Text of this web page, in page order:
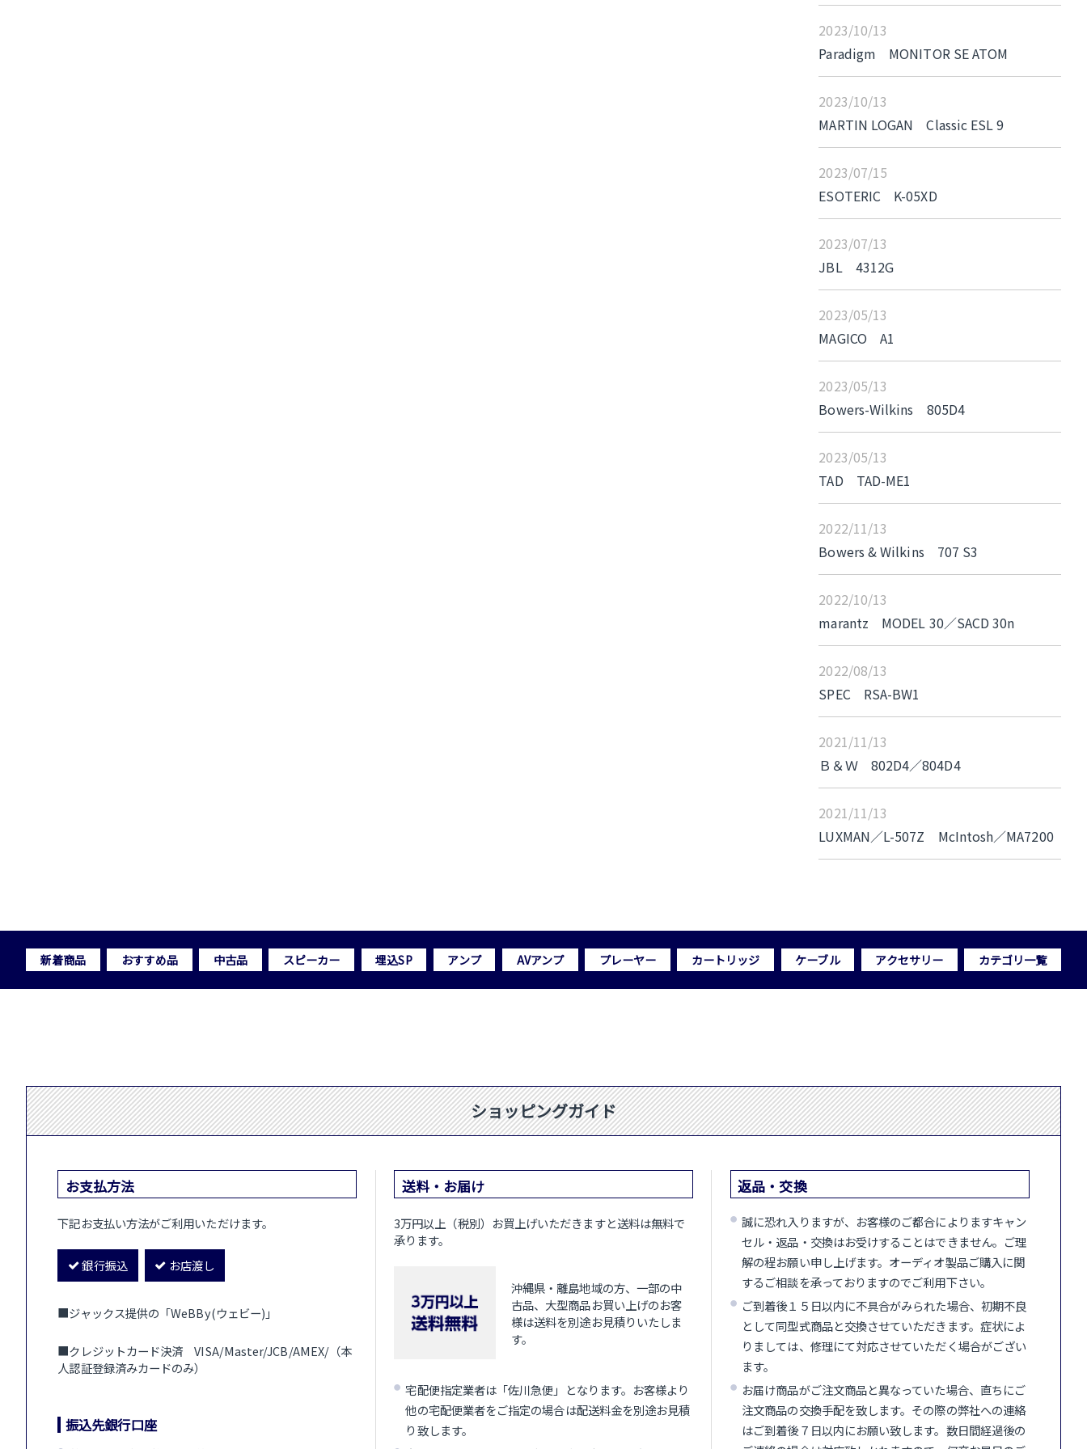
2023/10/13
Paradigm MONITOR SE ATOM
2023/10/13
MARTIN LOGAN Classic ESL 9
2023/07/15
ESOTERIC K-05XD
2023/07/13
JBL 4312G
2023/05/13
MAGICO A1
2023/05/13
Bowers-Wilkins 805D4
2023/05/13
TAD TAD-ME1
2022/11/13
Bowers & Wilkins 707 S3
2022/10/13
marantz MODEL 30／SACD 30n
2022/08/13
SPEC RSA-BW1
2021/11/13
Ｂ＆Ｗ 802D4／804D4
2021/11/13
LUXMAN／L-507Z McIntosh／MA7200
新着商品 おすすめ品 中古品 スピーカー 埋込SP アンプ AVアンプ プレーヤー カートリッジ ケーブル アクセサリー カテゴリ一覧
ショッピングガイド
お支払方法
下記お支払い方法がご利用いただけます。
銀行振込 お店渡し
■ジャックス提供の「WeBBy(ウェビー)」
■クレジットカード決済 VISA/Master/JCB/AMEX/（本
人認証登録済みカードのみ）
振込先銀行口座
送料・お届け
3万円以上（税別）お買上げいただきますと送料は無料で
承ります。
沖縄県・離島地域の方、一部の中
古品、大型商品お買い上げのお客
様は送料を別途お見積りいたしま
す。
宅配便指定業者は「佐川急便」となります。お客様より
他の宅配便業者をご指定の場合は配送料金を別途お見積
り致します。
返品・交換
誠に恐れ入りますが、お客様のご都合によりますキャン
セル・返品・交換はお受けすることはできません。ご理
解の程お願い申し上げます。オーディオ製品ご購入に関
するご相談を承っておりますのでご利用下さい。
ご到着後１５日以内に不具合がみられた場合、初期不良
として同型式商品と交換させていただきます。症状によ
りましては、修理にて対応させていただく場合がござい
ます。
お届け商品がご注文商品と異なっていた場合、直ちにご
注文商品の交換手配を致します。その際の弊社への連絡
はご到着後７日以内にお願い致します。数日間経過後の